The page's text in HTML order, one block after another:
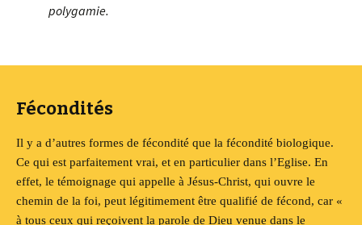
polygamie.
Fécondités
Il y a d’autres formes de fécondité que la fécondité biologique.
Ce qui est parfaitement vrai, et en particulier dans l’Eglise. En
effet, le témoignage qui appelle à Jésus-Christ, qui ouvre le
chemin de la foi, peut légitimement être qualifié de fécond, car «
à tous ceux qui reçoivent la parole de Dieu venue dans le